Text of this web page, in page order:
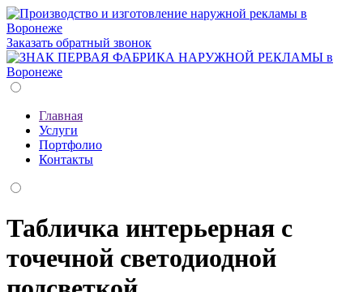
Заказать обратный звонок
Главная
Услуги
Портфолио
Контакты
Табличка интерьерная с
точечной светодиодной